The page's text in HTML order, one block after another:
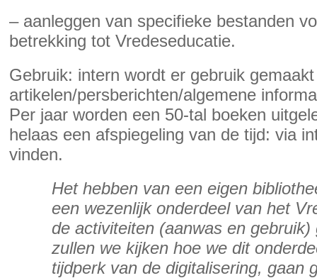
– aanleggen van specifieke bestanden
betrekking tot Vredeseducatie.
Gebruik: intern wordt er gebruik
artikelen/persberichten/algemene
Per jaar worden een 50-tal boeken
helaas een afspiegeling van de tijd: via
vinden.
Het hebben van een eigen
een wezenlijk onderdeel van het
de activiteiten (aanwas en
zullen we kijken hoe we dit
tijdperk van de digitalisering, gaan